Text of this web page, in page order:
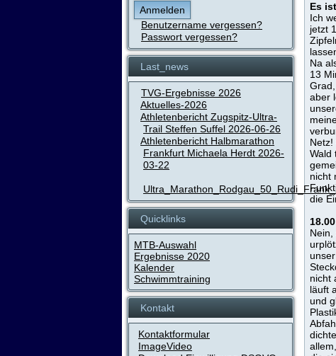
Anmelden
Benutzername vergessen?
Passwort vergessen?
Last_news
TVG-Ergebnisse 2026
Aktuelles-2026
Athletenbericht Zugspitz-Ultra-
Trail Steffen Suffel 2026-06-26
Athletenbericht Halbmarathon
Frankfurt Michaela Herdt 2026-
03-22
Quicklinks
MTB-Auswahl
Ergebnisse 2020
Kalender
Schwimmtraining
Kontakt
Kontaktformular
ImageVideo
Es
Ich
jetzt
Na
13
aber
Wald
nicht
die
nicht
läuft
und